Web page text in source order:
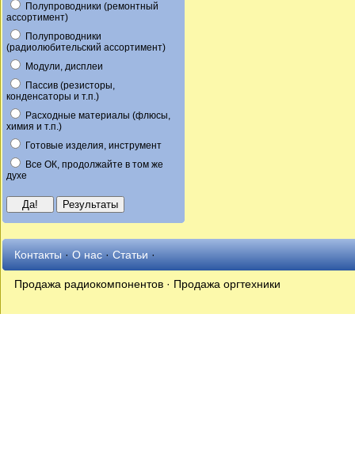
Полупроводники (ремонтный
ассортимент)
Полупроводники
(радиолюбительский ассортимент)
Модули, дисплеи
Пассив (резисторы,
конденсаторы и т.п.)
Расходные материалы (флюсы,
химия и т.п.)
Готовые изделия, инструмент
Все ОК, продолжайте в том же
духе
Контакты·О нас·Статьи·
Продажа радиокомпонентов · Продажа оргтехники